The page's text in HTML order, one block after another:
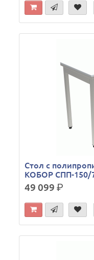
Стол с
КОБОР СПП-150/
49 099р.